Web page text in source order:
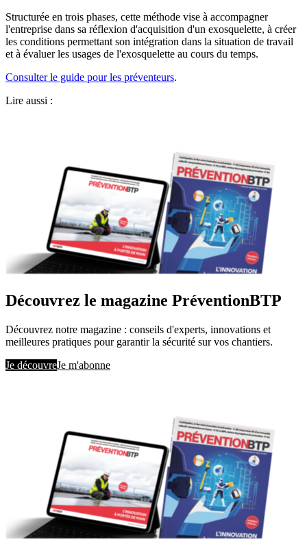
Structurée en trois phases, cette méthode vise à accompagner
l'entreprise dans sa réflexion d'acquisition d'un exosquelette, à créer
les conditions permettant son intégration dans la situation de travail
et à évaluer les usages de l'exosquelette au cours du temps.
Consulter le guide pour les préventeurs.
Lire aussi :
Découvrez le magazine PréventionBTP
Découvrez notre magazine : conseils d'experts, innovations et
meilleures pratiques pour garantir la sécurité sur vos chantiers.
Je découvreJe m'abonne